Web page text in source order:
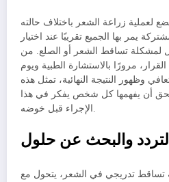
زراعة الشعر باختلاف حالته
يمر بها الجميع تقريبًا عند اختيار
لمشكلة تساقط الشعر أو الصلع. من
القرار، مرورًا بالاستشارة الطبية ويوم
وظهور النتيجة النهائية، تمثل هذه
أن يفهمها كل شخص يفكر في هذا
الإجراء قبل خوضه.
والبحث عن حلول
تساقط تدريجي في الشعر، يتحول مع